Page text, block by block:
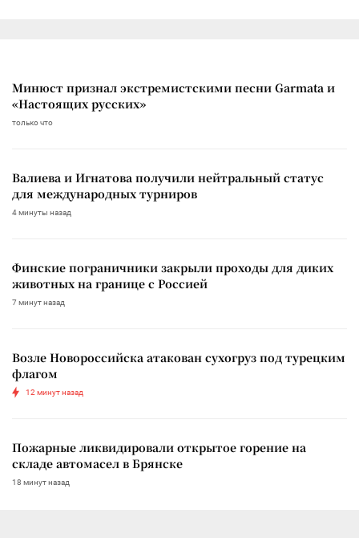
Минюст признал экстремистскими песни Garmata и
«Настоящих русских»
только что
Валиева и Игнатова получили нейтральный статус
для международных турниров
4 минуты назад
Финские пограничники закрыли проходы для диких
животных на границе с Россией
7 минут назад
Возле Новороссийска атакован сухогруз под турецким
флагом
12 минут назад
Пожарные ликвидировали открытое горение на
складе автомасел в Брянске
18 минут назад